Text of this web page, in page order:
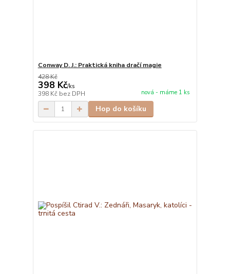
Conway D. J.: Praktická kniha dračí magie
428 Kč
398 Kč/ks
398 Kč bez DPH nová - máme 1 ks
Hop do košíku